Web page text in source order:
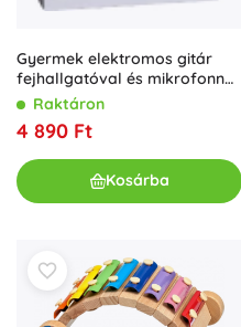
Gyermek elektromos gitár
fejhallgatóval és mikrofonnal
– Piros
Raktáron
4 890 Ft
Kosárba